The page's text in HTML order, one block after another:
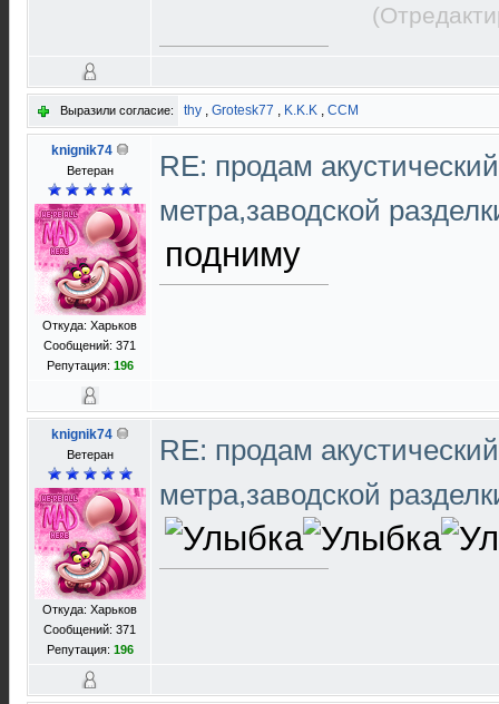
Выразили согласие: thy , Grotesk77 , K.K.K , ССМ
knignik74
Ветеран
Откуда: Харьков
Сообщений: 371
Репутация: 196
RE: продам
метра,заводской
подниму
knignik74
Ветеран
Откуда: Харьков
Сообщений: 371
Репутация: 196
RE: продам
метра,заводской